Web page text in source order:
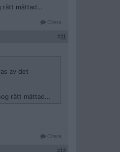
rätt mättad...
Citera
#11
av det
rätt mättad...
Citera
#12